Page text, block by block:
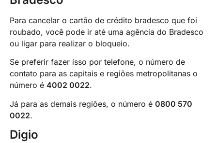
Para cancelar o cartão de crédito bradesco que foi
roubado, você pode ir até uma agência do Bradesco
ou ligar para realizar o bloqueio.
Se preferir fazer isso por telefone, o número de
contato para as capitais e regiões metropolitanas o
número é 4002 0022.
Já para as demais regiões, o número é 0800 570
0022.
Digio